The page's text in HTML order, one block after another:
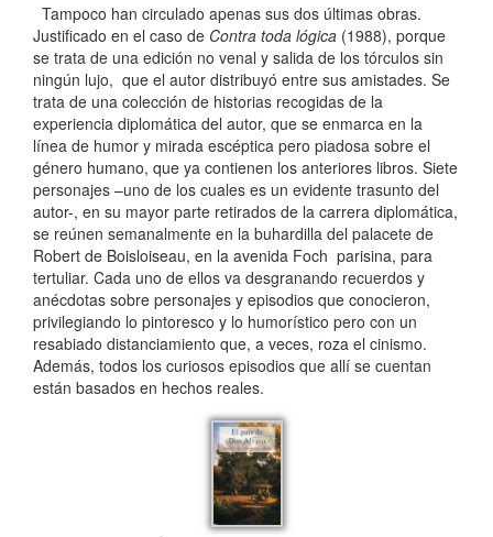
Tampoco han circulado apenas sus dos últimas obras.
Justificado en el caso de Contra toda lógica (1988), porque
se trata de una edición no venal y salida de los tórculos sin
ningún lujo, que el autor distribuyó entre sus amistades. Se
trata de una colección de historias recogidas de la
experiencia diplomática del autor, que se enmarca en la
línea de humor y mirada escéptica pero piadosa sobre el
género humano, que ya contienen los anteriores libros. Siete
personajes –uno de los cuales es un evidente trasunto del
autor-, en su mayor parte retirados de la carrera diplomática,
se reúnen semanalmente en la buhardilla del palacete de
Robert de Boisloiseau, en la avenida Foch parisina, para
tertuliar. Cada uno de ellos va desgranando recuerdos y
anécdotas sobre personajes y episodios que conocieron,
privilegiando lo pintoresco y lo humorístico pero con un
resabiado distanciamiento que, a veces, roza el cinismo.
Además, todos los curiosos episodios que allí se cuentan
están basados en hechos reales.